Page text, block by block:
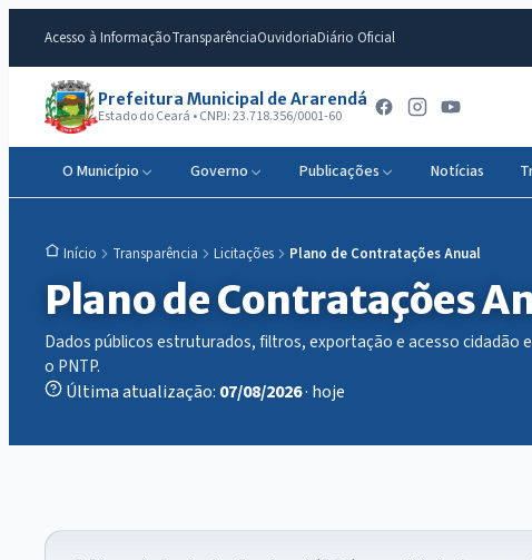
Acesso à InformaçãoTransparênciaOuvidoriaDiário Oficial
Prefeitura Municipal de Ararendá
Estado do Ceará • CNPJ: 23.718.356/0001-60
O Município Governo Publicações Notícias
Início Transparência Licitações Plano de Contratações Anual
Plano de Contratações
Dados públicos estruturados, filtros, exportação e acesso cidadão
o PNTP.
Última atualização: 07/08/2026· hoje